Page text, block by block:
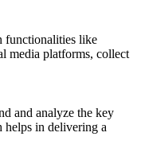
functionalities like
media platforms, collect
and analyze the key
helps in delivering a